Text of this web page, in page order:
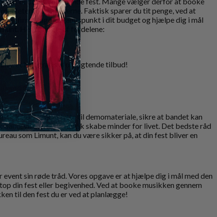
og aftalerne. Faktisk sparer du tit penge, ved at
tage udgangspunkt i dit budget og hjælpe dig i mål
Her er nogle af fordelene:
et helt gratis uforpligtende tilbud!
tid. Husk at lytte til demomateriale, sikre at bandet kan
vil den rette musik skabe minder for livet. Det bedste råd
som Limunt, kan du være sikker på, at din fest bliver en
sin røde tråd. Vores opgave er at hjælpe dig i mål med den
din fest eller begivenhed. Ved at booke musikken gennem
til den fest du er ved at planlægge!